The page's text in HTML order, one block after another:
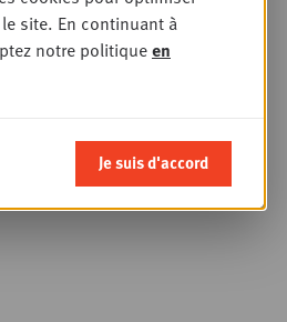
Summit
2026
site. En continuant à
notre politiqueen
Je suis d'accord